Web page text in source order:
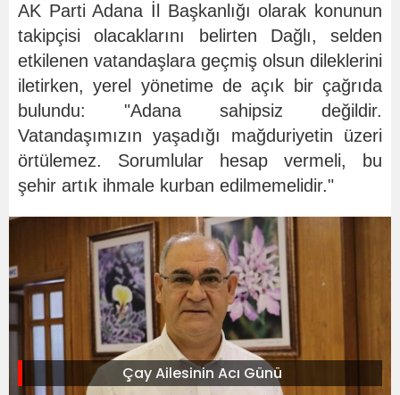
AK Parti Adana İl Başkanlığı olarak konunun
takipçisi olacaklarını belirten Dağlı, selden
etkilenen vatandaşlara geçmiş olsun dileklerini
iletirken, yerel yönetime de açık bir çağrıda
bulundu: "Adana sahipsiz değildir.
Vatandaşımızın yaşadığı mağduriyetin üzeri
örtülemez. Sorumlular hesap vermeli, bu
şehir artık ihmale kurban edilmemelidir."
Çay Ailesinin Acı Günü